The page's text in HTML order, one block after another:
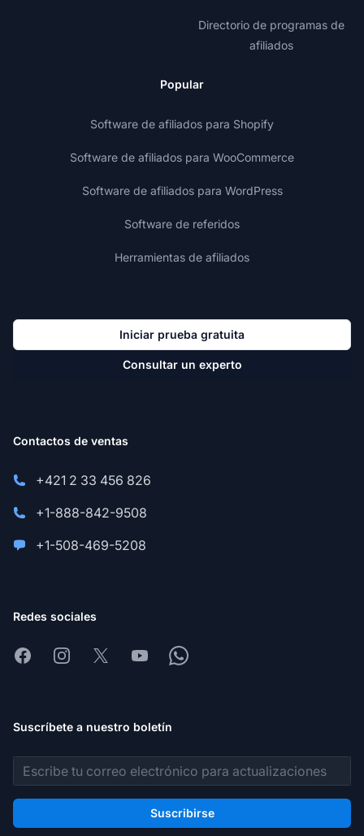
Directorio de programas de
afiliados
Popular
Software de afiliados para Shopify
Software de afiliados para WooCommerce
Software de afiliados para WordPress
Software de referidos
Herramientas de afiliados
Iniciar prueba gratuita
Consultar un experto
Contactos de ventas
+421 2 33 456 826
+1-888-842-9508
+1-508-469-5208
Redes sociales
FacebookInstagram
X YoutubeWhatsapp
Suscríbete a nuestro boletín
Dirección de correo electrónico
Suscribirse